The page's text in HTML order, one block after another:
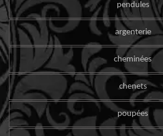
pendules
argenterie
cheminées
chenets
poupées